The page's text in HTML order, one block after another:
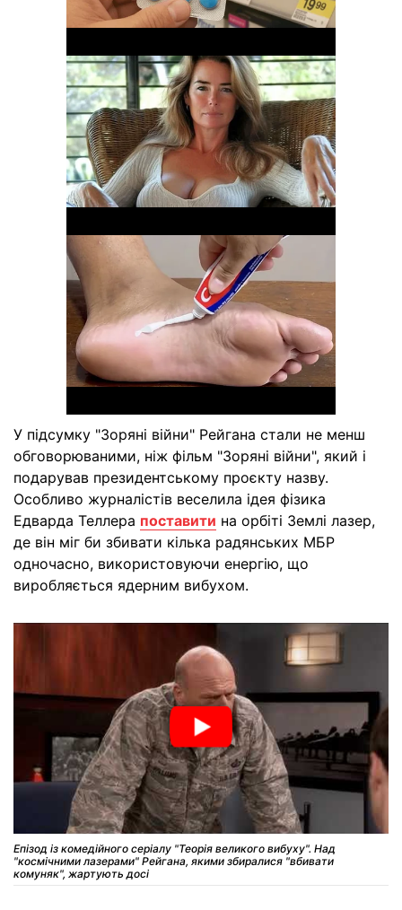
У підсумку "Зоряні війни" Рейгана стали не менш
обговорюваними, ніж фільм "Зоряні війни", який і
подарував президентському проєкту назву.
Особливо журналістів веселила ідея фізика
Едварда Теллера поставити на орбіті Землі лазер,
де він міг би збивати кілька радянських МБР
одночасно, використовуючи енергію, що
виробляється ядерним вибухом.
Епізод із комедійного серіалу "Теорія великого вибуху". Над
"космічними лазерами" Рейгана, якими збиралися "вбивати
комуняк", жартують досі